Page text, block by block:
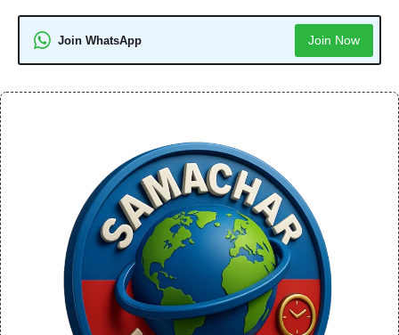
Join WhatsApp Join Now